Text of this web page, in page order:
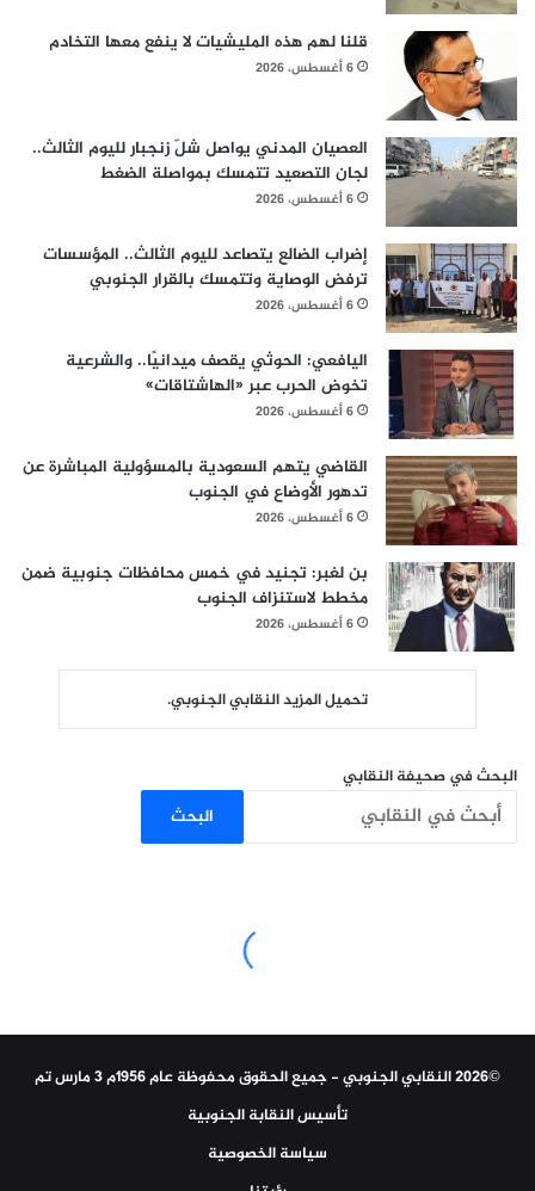
قلنا لهم هذه المليشيات لا ينفع معها التخادم
6 أغسطس، 2026
العصيان المدني يواصل شلّ زنجبار لليوم الثالث..
لجان التصعيد تتمسك بمواصلة الضغط
6 أغسطس، 2026
إضراب الضالع يتصاعد لليوم الثالث.. المؤسسات
ترفض الوصاية وتتمسك بالقرار الجنوبي
6 أغسطس، 2026
اليافعي: الحوثي يقصف ميدانيًا.. والشرعية
تخوض الحرب عبر «الهاشتاقات»
6 أغسطس، 2026
القاضي يتهم السعودية بالمسؤولية المباشرة عن
تدهور الأوضاع في الجنوب
6 أغسطس، 2026
بن لغبر: تجنيد في خمس محافظات جنوبية ضمن
مخطط لاستنزاف الجنوب
6 أغسطس، 2026
تحميل المزيد النقابي الجنوبي.
البحث في صحيفة النقابي
البحث
©2026 النقابي الجنوبي - جميع الحقوق محفوظة عام 1956م 3 مارس تم
تأسيس النقابة الجنوبية
سياسة الخصوصية